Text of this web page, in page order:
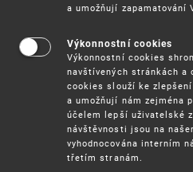
Užitnévzory
Ochrannéznámky
a umožňují zapamatování
Výkonnostní cookies
Výkonnostní cookies
navštívených stránkách a
cookies slouží ke
a umožňují nám zejména
účelem lepší uživatelské
návštěvnosti jsou na
vyhodnocována interním
třetím stranám.